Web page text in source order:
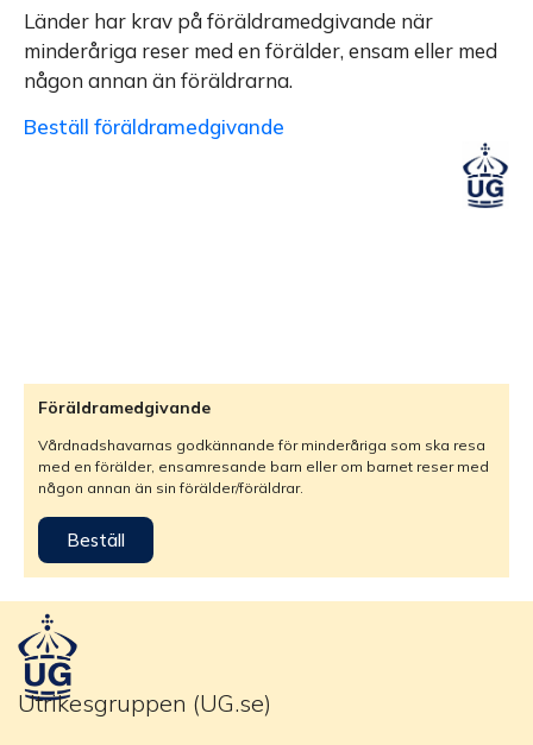
Länder har krav på föräldramedgivande när
minderåriga reser med en förälder, ensam eller med
någon annan än föräldrarna.
Beställ föräldramedgivande
Föräldramedgivande
Vårdnadshavarnas godkännande för minderåriga som ska resa
med en förälder, ensamresande barn eller om barnet reser med
någon annan än sin förälder/föräldrar.
Beställ
Utrikesgruppen (UG.se)